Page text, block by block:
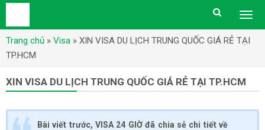
Trang chủ » Visa » XIN VISA DU LỊCH TRUNG QUỐC GIÁ RẺ TẠI
TP.HCM
XIN VISA DU LỊCH TRUNG QUỐC GIÁ RẺ TẠI TP.HCM
Bài viết trước, VISA 24 GIỜ đã chia sẻ chi tiết về